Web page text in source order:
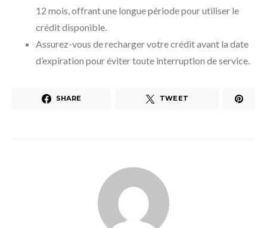
12 mois, offrant une longue période pour utiliser le
crédit disponible.
Assurez-vous de recharger votre crédit avant la date
d’expiration pour éviter toute interruption de service.
SHARE TWEET